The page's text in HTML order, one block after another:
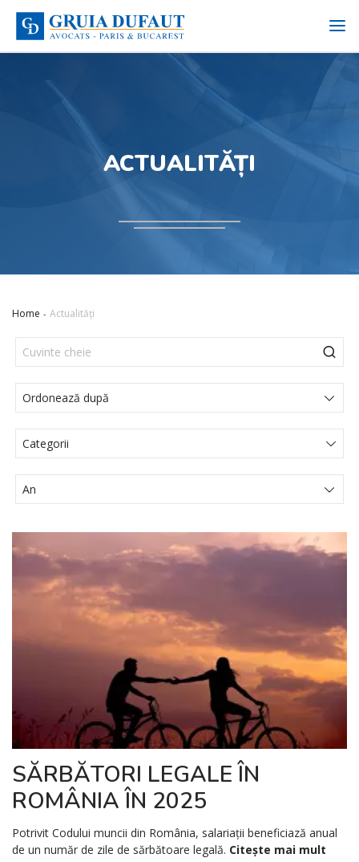
ACTUALITĂȚI
Home Actualități
Categorii
Actualités Juridiques
Articole
Comunicat de presă
Evenimente
Media
Noutati legislative
SĂRBĂTORI LEGALE ÎN
ROMÂNIA ÎN 2025
Potrivit Codului muncii din România, salariații beneficiază anual
de un număr de zile de sărbătoare legală. Citește mai mult